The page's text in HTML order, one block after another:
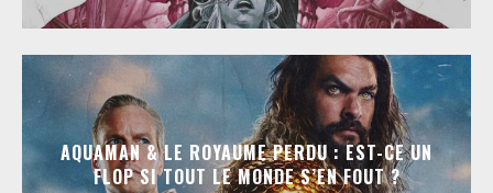
AQUAMAN & LE ROYAUME PERDU : EST-CE UN
FLOP SI TOUT LE MONDE S’EN FOUT ?